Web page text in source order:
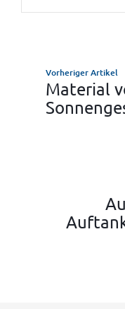
Vorheriger Artikel
Material